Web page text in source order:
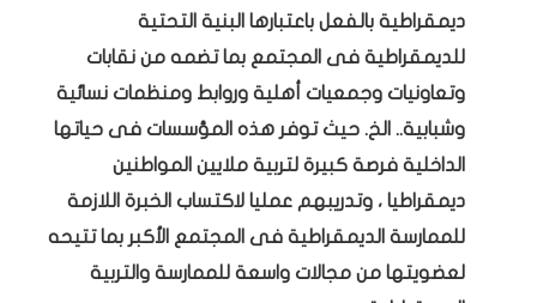
ديمقراطية بالفعل باعتبارها البنية التحتية
للديمقراطية فى المجتمع بما تضمه من نقابات
وتعاونيات وجمعيات أهلية وروابط ومنظمات نسائية
وشبابية.. الخ. حيث توفر هذه المؤسسات فى حياتها
الداخلية فرصة كبيرة لتربية ملايين المواطنين
ديمقراطيا ، وتدريبهم عمليا لاكتساب الخبرة اللازمة
للممارسة الديمقراطية فى المجتمع الأكبر بما تتيحه
لعضويتها من مجالات واسعة للممارسة والتربية